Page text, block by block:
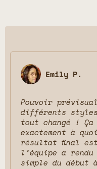
Emily P.
Pouvoir
différents styles
tout changé ! Ça
exactement à
résultat final
l’équipe a
simple du début